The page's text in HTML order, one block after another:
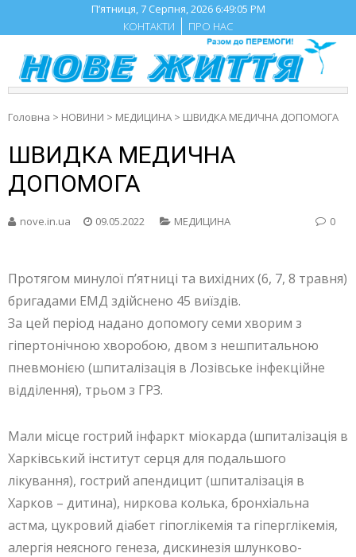
content
П’ятниця, 7 Серпня, 2026 6:49:05 PM
КОНТАКТИ
ПРО НАС
Головна > НОВИНИ > МЕДИЦИНА > ШВИДКА МЕДИЧНА ДОПОМОГА
ШВИДКА МЕДИЧНА
ДОПОМОГА
nove.in.ua 09.05.2022 МЕДИЦИНА 0
Протягом минулої п’ятниці та вихідних (6, 7, 8 травня)
бригадами ЕМД здійснено 45 виїздів.
За цей період надано допомогу семи хворим з
гіпертонічною хворобою, двом з нешпитальною
пневмонією (шпиталізація в Лозівське інфекційне
відділення), трьом з ГРЗ.
Мали місце гострий інфаркт міокарда (шпиталізація в
Харківський інститут серця для подальшого
лікування), гострий апендицит (шпиталізація в
Харков – дитина), ниркова колька, бронхіальна
астма, цукровий діабет гіпоглікемія та гіперглікемія,
алергія неясного генеза, дискинезія шлунково-